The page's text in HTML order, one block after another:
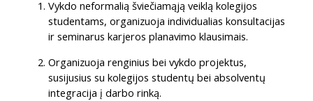
Vykdo neformalią šviečiamąją veiklą kolegijos
studentams, organizuoja individualias konsultacijas
ir seminarus karjeros planavimo klausimais.
Organizuoja renginius bei vykdo projektus,
susijusius su kolegijos studentų bei absolventų
integracija į darbo rinką.